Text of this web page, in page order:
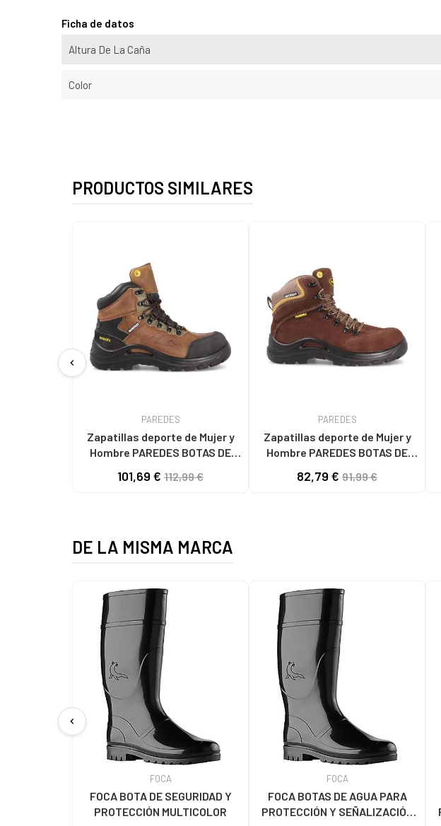
Ficha de datos
Altura De La Caña
Color
PRODUCTOS SIMILARES
chevron_left
PAREDES
Zapatillas deporte de Mujer y
Hombre PAREDES BOTAS DE
MARRóN
101,69 € 112,99 €
PAREDES
Zapatillas deporte de Mujer y
Hombre PAREDES BOTAS DE
MARRóN
82,79 € 91,99 €
DE LA MISMA MARCA
chevron_left
FOCA
FOCA BOTA DE SEGURIDAD Y
PROTECCIÓN MULTICOLOR
FOCA
FOCA BOTAS DE AGUA PARA
PROTECCIÓN Y SEÑALIZACIÓN